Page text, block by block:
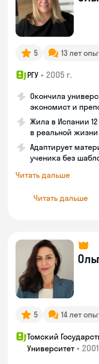
5 13 лет
РГУ • 2005 г.
Окончила
экономист и
Жила в Испании
в реальной жизни
Адаптирует
ученика без
Читать дальше
Читать дальше
5 14 лет
Томский
Университет •